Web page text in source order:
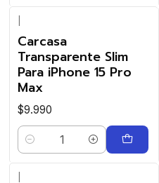
Carcasa
Transparente Slim
Para iPhone 15 Pro
Max
$9.990
Cantidad